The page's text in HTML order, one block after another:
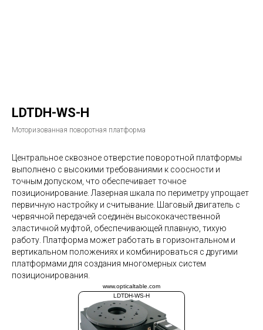
LDTDH-WS-H
Моторизованная поворотная платформа
Центральное сквозное отверстие поворотной платформы
выполнено с высокими требованиями к соосности и
точным допуском, что обеспечивает точное
позиционирование. Лазерная шкала по периметру упрощает
первичную настройку и считывание. Шаговый двигатель с
червячной передачей соединён высококачественной
эластичной муфтой, обеспечивающей плавную, тихую
работу. Платформа может работать в горизонтальном и
вертикальном положениях и комбинироваться с другими
платформами для создания многомерных систем
позиционирования.
www.opticaltable.com
LDTDH-WS-H